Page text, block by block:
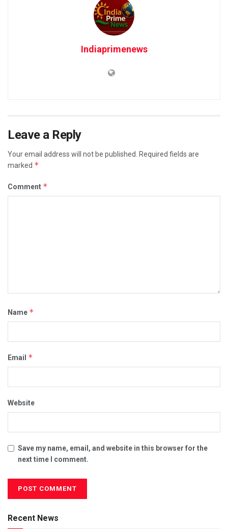
Indiaprimenews
Leave a Reply
Your email address will not be published.
Required fields are
marked *
Comment *
Name *
Email *
Website
Save my name, email, and website in this browser for the
next time I comment.
Recent News